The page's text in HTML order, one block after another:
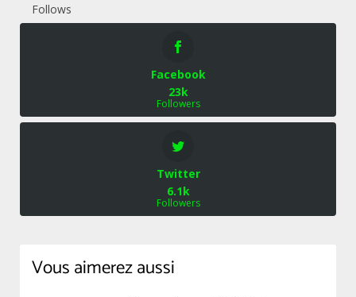
Follows
Facebook
23k
Followers
Twitter
6.1k
Followers
Vous aimerez aussi